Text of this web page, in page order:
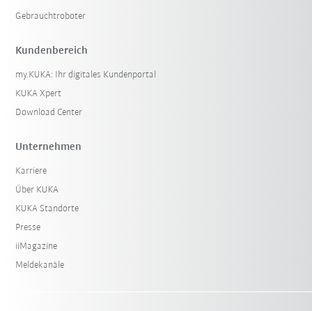
Gebrauchtroboter
Kundenbereich
my.KUKA: Ihr digitales Kundenportal
KUKA Xpert
Download Center
Unternehmen
Karriere
Über KUKA
KUKA Standorte
Presse
iiMagazine
Meldekanäle